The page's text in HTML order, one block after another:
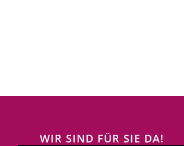
WIR SIND FÜR SIE DA!